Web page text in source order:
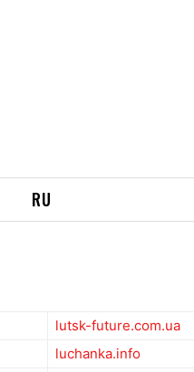
RU
lutsk-future.com.ua
luchanka.info